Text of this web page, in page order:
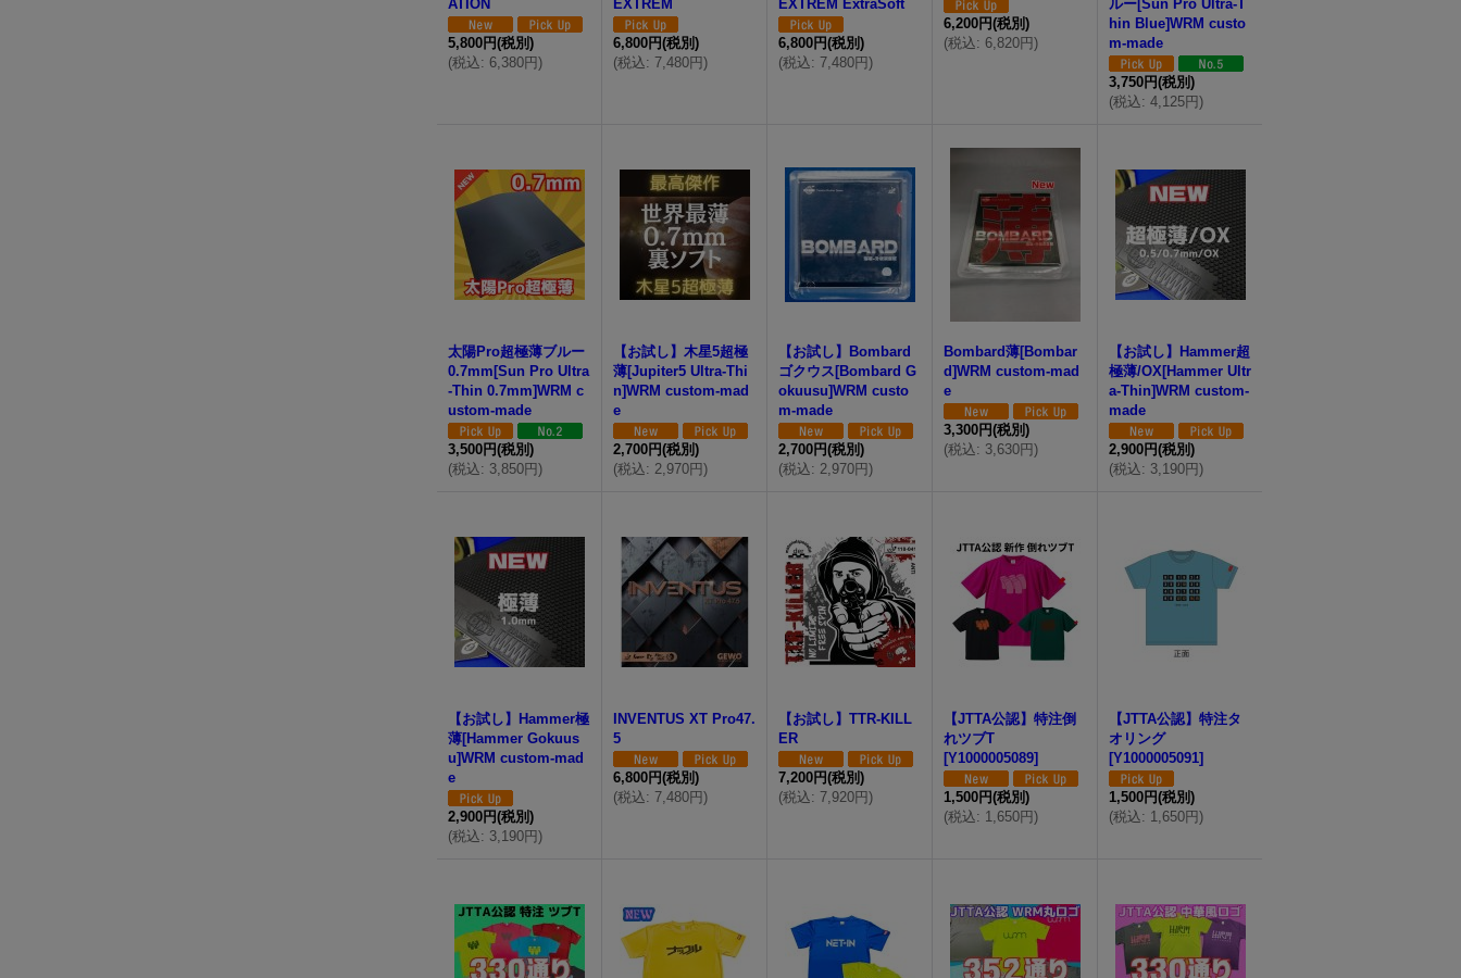
ATION
5,800円(税別)
(税込: 6,380円)
EXTREM
6,800円(税別)
(税込: 7,480円)
EXTREM ExtraSoft
6,800円(税別)
(税込: 7,480円)
6,200円(税別)
(税込: 6,820円)
ルー[Sun Pro Ultra-T
hin Blue]WRM custo
m-made
3,750円(税別)
(税込: 4,125円)
太陽Pro超極薄ブルー
0.7mm[Sun Pro Ultra
-Thin 0.7mm]WRM c
ustom-made
3,500円(税別)
(税込: 3,850円)
【お試し】木星5超極
薄[Jupiter5 Ultra-Thi
n]WRM custom-mad
e
2,700円(税別)
(税込: 2,970円)
【お試し】Bombard
ゴクウス[Bombard G
okuusu]WRM custo
m-made
2,700円(税別)
(税込: 2,970円)
Bombard薄[Bombar
d]WRM custom-mad
e
3,300円(税別)
(税込: 3,630円)
【お試し】Hammer超
極薄/OX[Hammer Ultr
a-Thin]WRM custom-
made
2,900円(税別)
(税込: 3,190円)
【お試し】Hammer極
薄[Hammer Gokuus
u]WRM custom-mad
e
2,900円(税別)
(税込: 3,190円)
INVENTUS XT Pro47.
5
6,800円(税別)
(税込: 7,480円)
【お試し】TTR-KILL
ER
7,200円(税別)
(税込: 7,920円)
【JTTA公認】特注倒
れツブT
[Y1000005089]
1,500円(税別)
(税込: 1,650円)
【JTTA公認】特注タ
オリング
[Y1000005091]
1,500円(税別)
(税込: 1,650円)